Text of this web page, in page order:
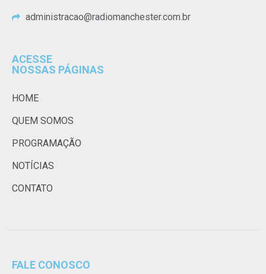
administracao@radiomanchester.com.br
ACESSE
NOSSAS PÁGINAS
HOME
QUEM SOMOS
PROGRAMAÇÃO
NOTÍCIAS
CONTATO
FALE CONOSCO